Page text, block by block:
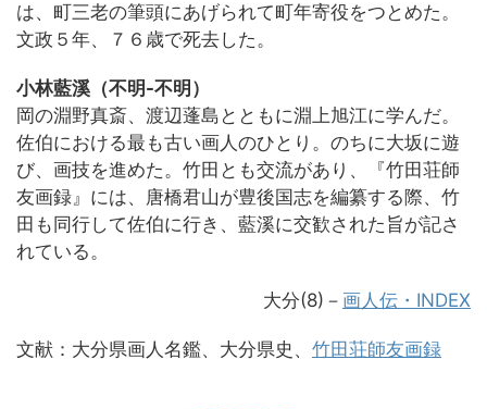
は、町三老の筆頭にあげられて町年寄役をつとめた。
文政５年、７６歳で死去した。
小林藍溪（不明-不明）
岡の淵野真斎、渡辺蓬島とともに淵上旭江に学んだ。
佐伯における最も古い画人のひとり。のちに大坂に遊
び、画技を進めた。竹田とも交流があり、『竹田荘師
友画録』には、唐橋君山が豊後国志を編纂する際、竹
田も同行して佐伯に行き、藍溪に交歓された旨が記さ
れている。
大分(8)－ 画人伝・INDEX
文献：大分県画人名鑑、大分県史、 竹田荘師友画録